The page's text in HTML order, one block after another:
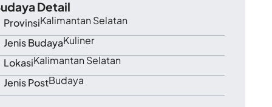
Detail
ProvinsiKalimantan Selatan
Jenis BudayaKuliner
LokasiKalimantan Selatan
Jenis PostBudaya